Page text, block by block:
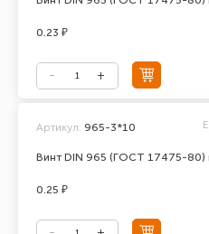
0.23 ₽
Винт DIN 965 (ГОСТ 17475-80)
Артикул: 965-3*10
0.25 ₽